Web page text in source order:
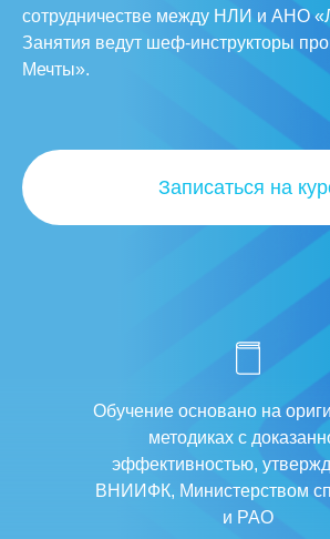
сотрудничестве между НЛИ и АНО
Занятия ведут шеф-инструкторы
Мечты».
Записаться на
Обучение основано на
методиках с
эффективностью,
ВНИИФК, Министерством
и РАО